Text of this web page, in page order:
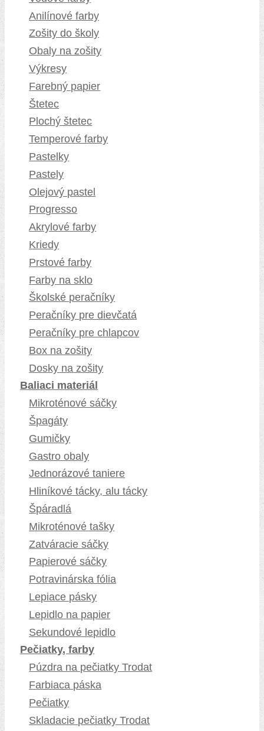
Anilínové farby
Zošity do školy
Obaly na zošity
Výkresy
Farebný papier
Štetec
Plochý štetec
Temperové farby
Pastelky
Pastely
Olejový pastel
Progresso
Akrylové farby
Kriedy
Prstové farby
Farby na sklo
Školské peračníky
Peračníky pre dievčatá
Peračníky pre chlapcov
Box na zošity
Dosky na zošity
Baliaci materiál
Mikroténové sáčky
Špagáty
Gumičky
Gastro obaly
Jednorázové taniere
Hliníkové tácky, alu tácky
Špáradlá
Mikroténové tašky
Zatváracie sáčky
Papierové sáčky
Potravinárska fólia
Lepiace pásky
Lepidlo na papier
Sekundové lepidlo
Pečiatky, farby
Púzdra na pečiatky Trodat
Farbiaca páska
Pečiatky
Skladacie pečiatky Trodat